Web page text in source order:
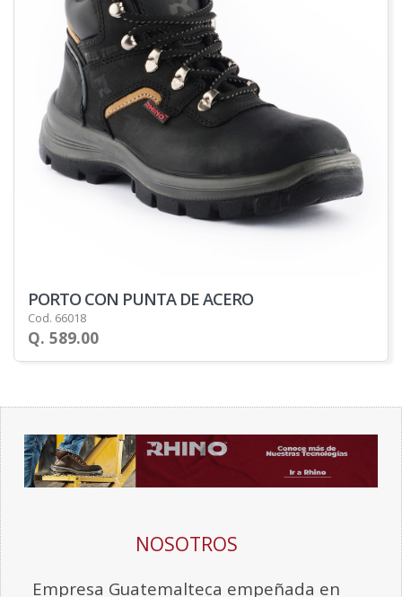
PORTO CON PUNTA DE ACERO
Cod. 66018
Q. 589.00
NOSOTROS
Empresa Guatemalteca empeñada en